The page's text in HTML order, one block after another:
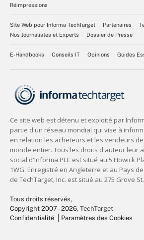
Réimpressions
Site Web pour Informa TechTarget Partenaires
Nos Journalistes et Experts
Dossier de Presse
E-Handbooks Conseils IT Opinions Guides
Tous droits réservés,
Copyright 2007 - 2026, TechTarget
Confidentialité
Paramètres des Cookies